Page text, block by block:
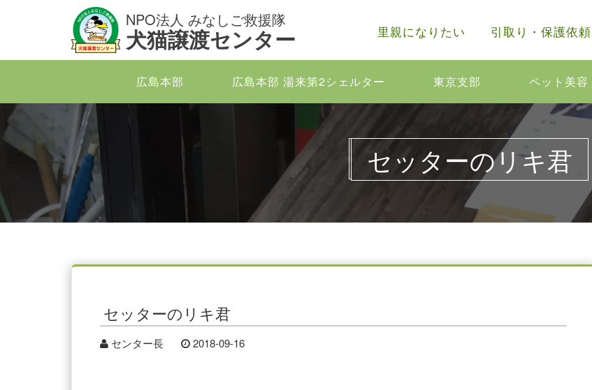
NPO法人 みなしご救援隊
犬猫譲渡センター 里親になりたい 引取り・保護依頼
広島本部 広島本部 湯来第2シェルター 東京支部 ペット美容
セッターのリキ君
セッターのリキ君
センター長 2018-09-16